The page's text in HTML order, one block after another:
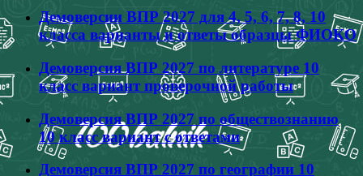
Демоверсии ВПР 2027 для 4, 5, 6, 7, 8, 10
класса варианты и ответы образцы ФИОКО
Демоверсия ВПР 2027 по литературе 10
класс вариант проверочной работы
Демоверсия ВПР 2027 по обществознанию
10 класс вариант с ответами
Демоверсия ВПР 2027 по географии 10